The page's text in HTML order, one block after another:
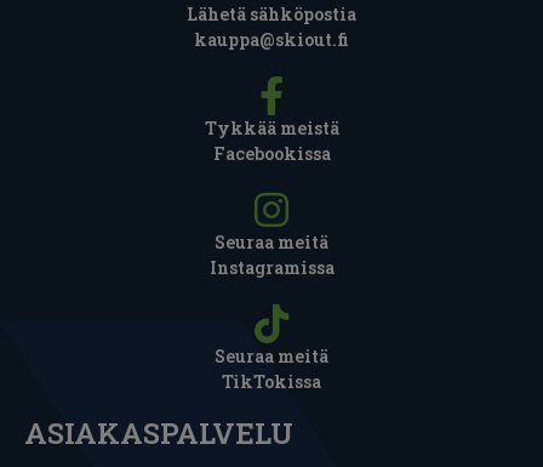
Lähetä sähköpostia
kauppa@skiout.fi
Tykkää meistä
Facebookissa
Seuraa meitä
Instagramissa
Seuraa meitä
TikTokissa
ASIAKASPALVELU